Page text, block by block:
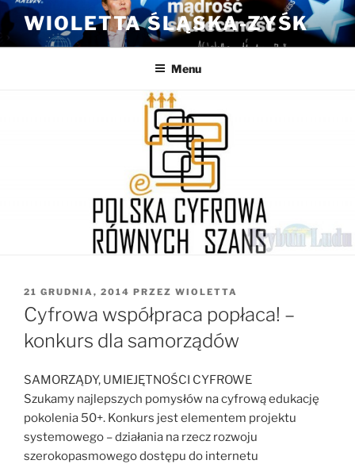
Przejdź
do
treści
WIOLETTA ŚLĄSKA-ZYŚK
Menu
OPUBLIKOWANE
W
21 GRUDNIA, 2014 PRZEZ WIOLETTA
Cyfrowa współpraca popłaca! –
konkurs dla samorządów
SAMORZĄDY, UMIEJĘTNOŚCI CYFROWE
Szukamy najlepszych pomysłów na cyfrową edukację
pokolenia 50+. Konkurs jest elementem projektu
systemowego – działania na rzecz rozwoju
szerokopasmowego dostępu do internetu